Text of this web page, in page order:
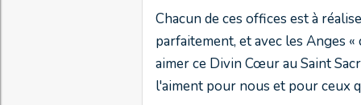
Chacun de ces offices est à
parfaitement, et avec les Anges
aimer ce Divin Cœur au Saint
l'aiment pour nous et pour ceux